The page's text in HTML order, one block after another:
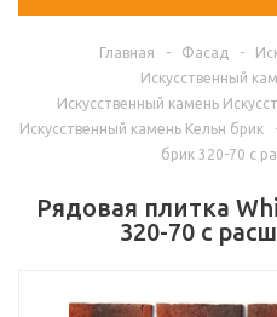
Главная - Фасад -
Искусственный
Искусственный камень
Искусственный камень Кельн брик
брик 320-70 с
Рядовая плитка
320-70 с